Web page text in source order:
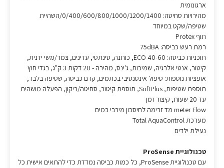
ארגונומית
מהירויות סחיטה: 0/400/600/800/1000/1200/1400/השהיית
שטיפה/שקט במיוחד
תוף Protex
רמת רעש כביסה: 75dBA
תוכניות כביסה: 40-60 ECO, כותנה, סינתטי, עדינים, צמר/משי ידנית,
קיטור, אנטי אלרגיה, שמיכות, ג'ינס, מהירה - 20 דקות 3 ק"ג, בגדי חוץ
אופציות נוספות: טיפול אינטנסיבי בכתמים, קדם כביסה, שטיפה בלבד,
תוספת שטיפות, SoftPlus, תוספת קיטור, סחיטה/ריקון, הפעלה מושהית
עד 20 שעות, קיצור זמן
meter Flow מד זרימה לחיסכון מירבי במים
מערכת Total AquaControl
נעילת ילדים
טכנולוגיית ProSense
עם טכנולוגיית ProSense, כל כמות כביסה נמדדת כדי להתאים אישית כל